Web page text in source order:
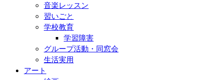
音楽レッスン
習いごと
学校教育
学習障害
グループ活動・同窓会
生活実用
アート